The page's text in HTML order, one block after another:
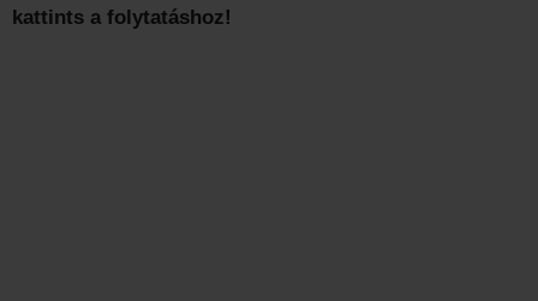
kattints a folytatáshoz!